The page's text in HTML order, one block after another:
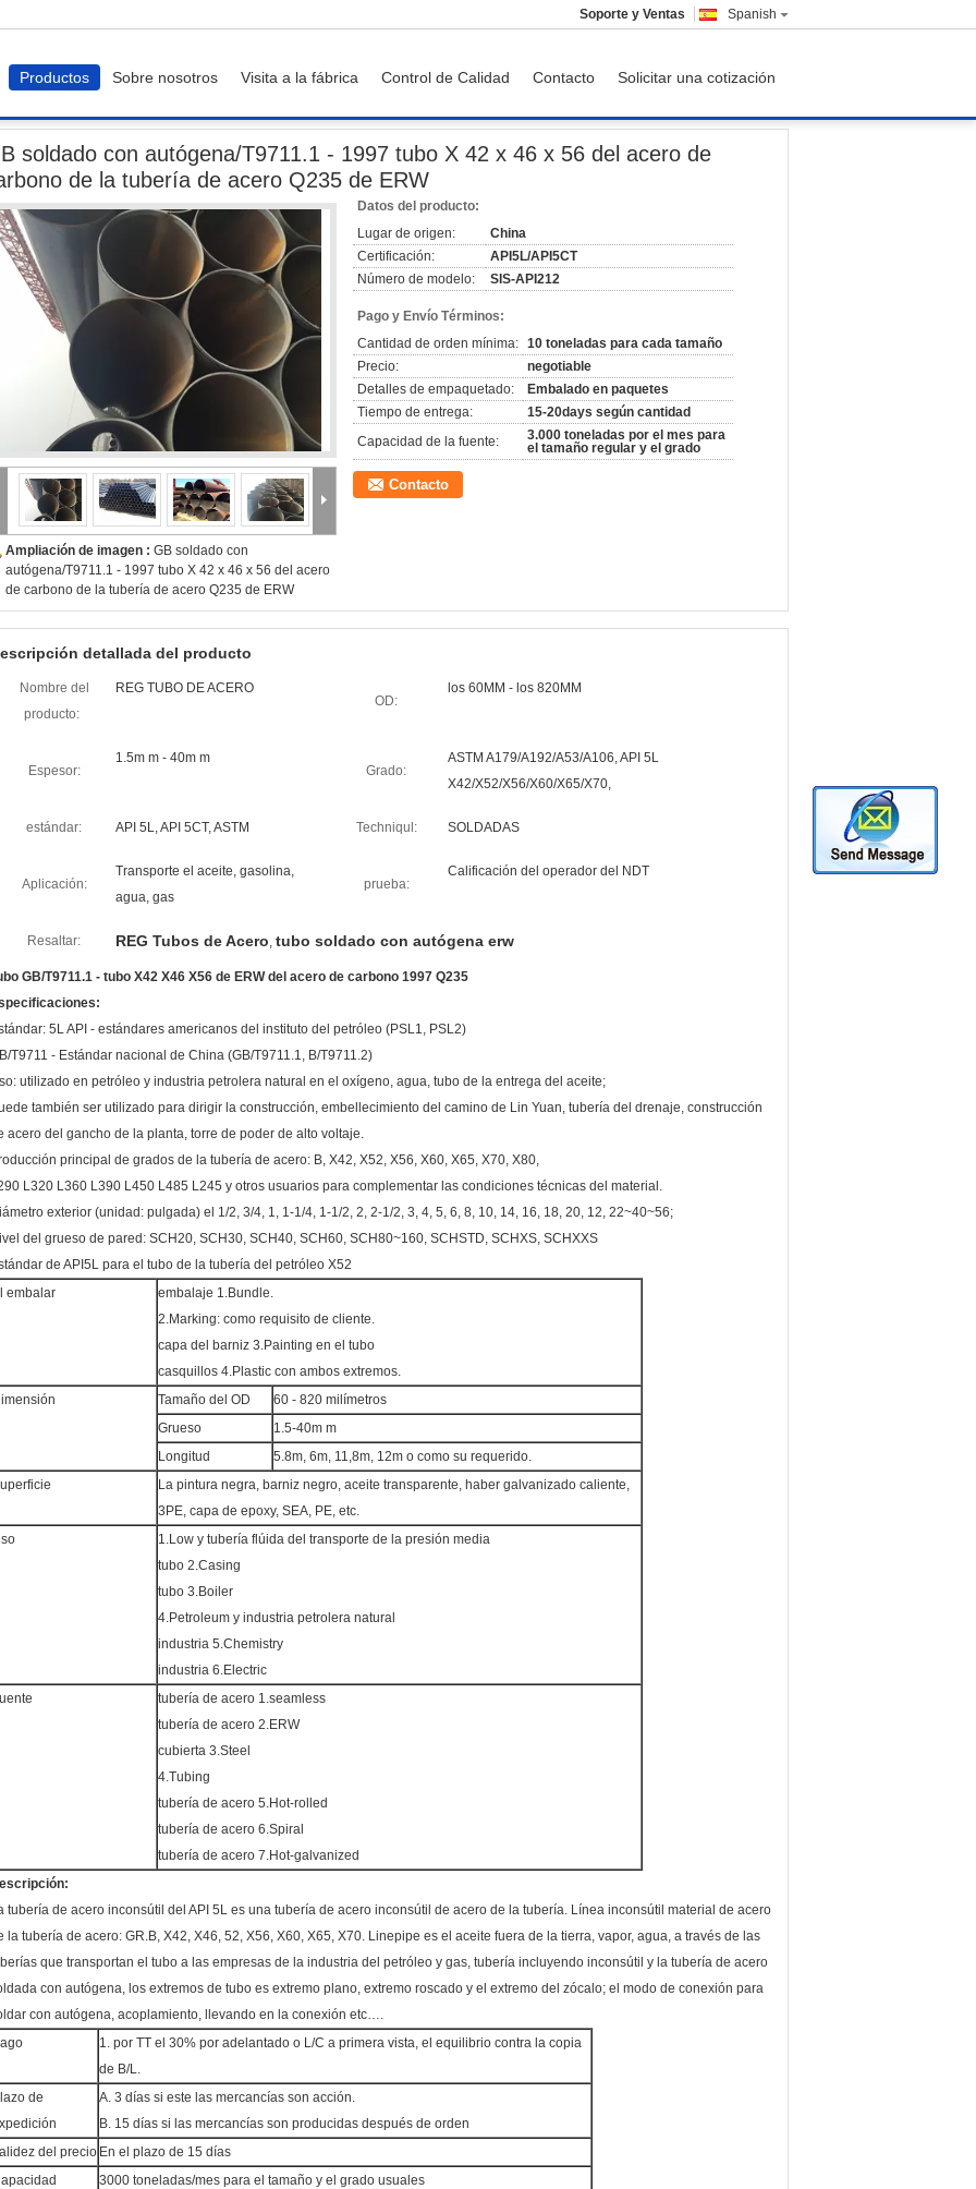
Spanish
Soporte y Ventas
Productos Sobre nosotros Visita a la fábrica Control de Calidad Contacto Solicitar una cotización
soldado con autógena/T9711.1 - 1997 tubo X 42 x 46 x 56 del acero de
de la tubería de acero Q235 de ERW
Ampliación de imagen : GB soldado con
autógena/T9711.1 - 1997 tubo X 42 x 46 x 56 del acero
de carbono de la tubería de acero Q235 de ERW
Datos del producto:
Lugar de origen:
China
Certificación:
API5L/API5CT
Número de modelo:
SIS-API212
Pago y Envío Términos:
Cantidad de orden mínima: 10 toneladas para cada tamaño
Precio:
negotiable
Detalles de empaquetado:
Embalado en paquetes
Tiempo de entrega:
15-20days según cantidad
Capacidad de la fuente:
3.000 toneladas por el mes para
el tamaño regular y el grado
Contacto
detallada del producto
Nombre del
producto:
REG TUBO DE ACERO
OD:
los 60MM - los 820MM
Espesor:
1.5m m - 40m m
Grado:
ASTM A179/A192/A53/A106, API 5L
X42/X52/X56/X60/X65/X70,
estándar: API 5L, API 5CT, ASTM Techniqul: SOLDADAS
Aplicación:
Transporte el aceite, gasolina,
agua, gas
prueba:
Calificación del operador del NDT
Resaltar: REG Tubos de Acero, tubo soldado con autógena erw
GB/T9711.1 - tubo X42 X46 X56 de ERW del acero de carbono 1997 Q235
5L API - estándares americanos del instituto del petróleo (PSL1, PSL2)
T9711 - Estándar nacional de China (GB/T9711.1, B/T9711.2)
utilizado en petróleo y industria petrolera natural en el oxígeno, agua, tubo de la entrega del aceite;
también ser utilizado para dirigir la construcción, embellecimiento del camino de Lin Yuan, tubería del drenaje, construcción
acero del gancho de la planta, torre de poder de alto voltaje.
principal de grados de la tubería de acero: B, X42, X52, X56, X60, X65, X70, X80,
L320 L360 L390 L450 L485 L245 y otros usuarios para complementar las condiciones técnicas del material.
exterior (unidad: pulgada) el 1/2, 3/4, 1, 1-1/4, 1-1/2, 2, 2-1/2, 3, 4, 5, 6, 8, 10, 14, 16, 18, 20, 12, 22~40~56;
del grueso de pared: SCH20, SCH30, SCH40, SCH60, SCH80~160, SCHSTD, SCHXS, SCHXXS
de API5L para el tubo de la tubería del petróleo X52
embalar
embalaje 1.Bundle.
2.Marking: como requisito de cliente.
capa del barniz 3.Painting en el tubo
casquillos 4.Plastic con ambos extremos.
Tamaño del OD
60 - 820 milímetros
Grueso
1.5-40m m
Longitud
5.8m, 6m, 11,8m, 12m o como su requerido.
La pintura negra, barniz negro, aceite transparente, haber galvanizado caliente,
3PE, capa de epoxy, SEA, PE, etc.
1.Low y tubería flúida del transporte de la presión media
tubo 2.Casing
tubo 3.Boiler
4.Petroleum y industria petrolera natural
industria 5.Chemistry
industria 6.Electric
tubería de acero 1.seamless
tubería de acero 2.ERW
cubierta 3.Steel
4.Tubing
tubería de acero 5.Hot-rolled
tubería de acero 6.Spiral
tubería de acero 7.Hot-galvanized
tubería de acero inconsútil del API 5L es una tubería de acero inconsútil de acero de la tubería. Línea inconsútil material de acero
la tubería de acero: GR.B, X42, X46, 52, X56, X60, X65, X70. Linepipe es el aceite fuera de la tierra, vapor, agua, a través de las
que transportan el tubo a las empresas de la industria del petróleo y gas, tubería incluyendo inconsútil y la tubería de acero
con autógena, los extremos de tubo es extremo plano, extremo roscado y el extremo del zócalo; el modo de conexión para
con autógena, acoplamiento, llevando en la conexión etc….
1. por TT el 30% por adelantado o L/C a primera vista, el equilibrio contra la copia
de B/L.
de
A. 3 días si este las mercancías son acción.
B. 15 días si las mercancías son producidas después de orden
del precio En el plazo de 15 días
3000 toneladas/mes para el tamaño y el grado usuales